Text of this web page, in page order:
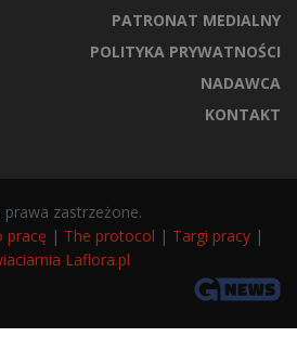
PATRONAT MEDIALNY
POLITYKA PRYWATNOŚCI
NADAWCA
KONTAKT
zastrzeżone.
pracę | The protocol | Targi pracy |
Laflora.pl